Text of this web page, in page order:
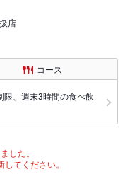
店
コース
、週末3時間の食べ飲
した。
てください。